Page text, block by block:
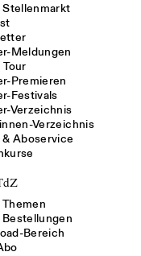
Meldungen
Tour
Premieren
Festivals
Verzeichnis
Verzeichnis
& Aboservice
Bereich